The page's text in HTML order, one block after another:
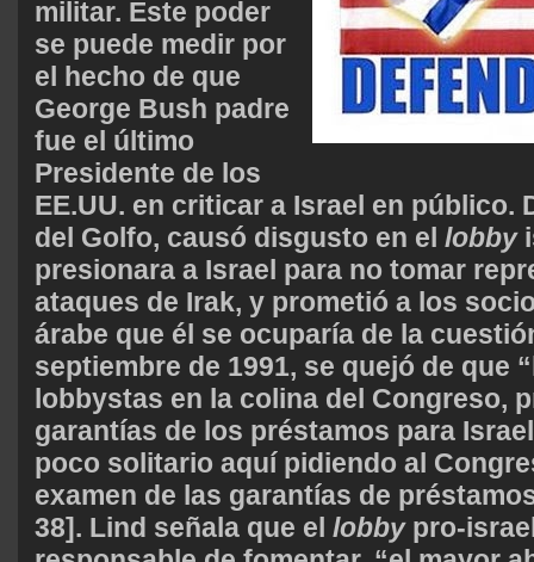
militar. Este poder
se puede medir por
el hecho de que
George Bush padre
fue el último
Presidente de los
EE.UU. en criticar a Israel en público.
del Golfo, causó disgusto en el lobby
presionara a Israel para no tomar
ataques de Irak, y prometió a los
árabe que él se ocuparía de la
septiembre de 1991, se quejó de que
lobbystas en la colina del Congreso,
garantías de los préstamos para
poco solitario aquí pidiendo al
examen de las garantías de
38]. Lind señala que el lobbypro-